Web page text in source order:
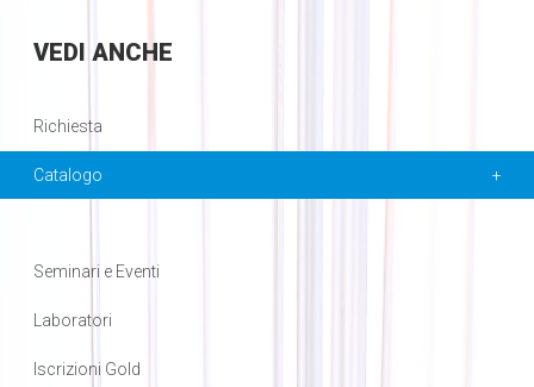
VEDI ANCHE
Richiesta
Catalogo
Seminari e Eventi
Laboratori
Iscrizioni Gold